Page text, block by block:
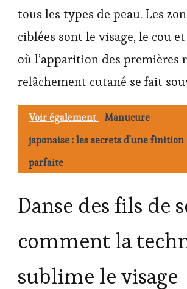
tous les types de peau. Les
ciblées sont le visage, le cou
où l’apparition des premières
relâchement cutané se fait
Voir également
Manucure
japonaise : les secrets d'une finition
parfaite
Danse des fils de
comment la
sublime le visage